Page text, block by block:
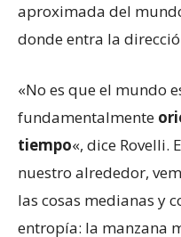
aproximada del
donde entra la
«No es que el mundo
fundamentalmente
tiempo«, dice Rovelli.
nuestro alrededor,
las cosas medianas y
entropía: la manzana